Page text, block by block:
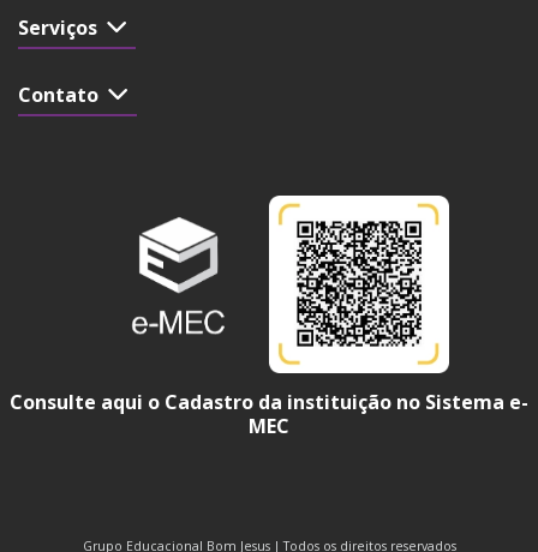
Serviços
Contato
Consulte aqui o Cadastro da instituição no Sistema e-
MEC
Grupo Educacional Bom Jesus | Todos os direitos reservados